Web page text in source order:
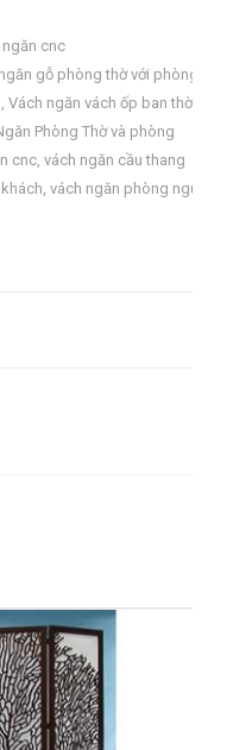
ngăn cnc
gỗ phòng thờ với phòng
, Vách ngăn vách ốp ban thờ
Phòng Thờ và phòng
cnc, vách ngăn cầu thang
, vách ngăn phòng ngủ